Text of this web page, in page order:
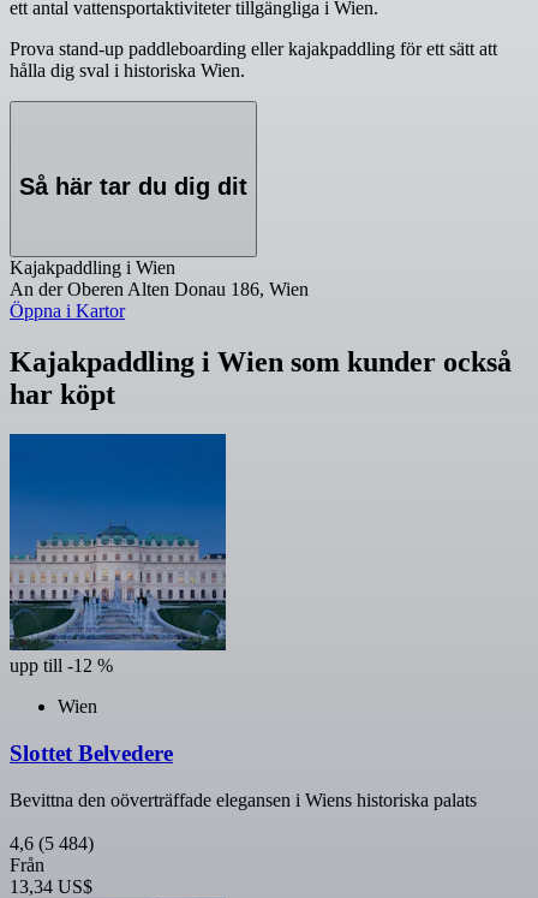
ett antal vattensportaktiviteter tillgängliga i Wien.
Prova stand-up paddleboarding eller kajakpaddling för ett sätt att
hålla dig sval i historiska Wien.
Så här tar du dig dit
Kajakpaddling i Wien
An der Oberen Alten Donau 186, Wien
Öppna i Kartor
Kajakpaddling i Wien som kunder också
har köpt
upp till -12 %
Wien
Slottet Belvedere
Bevittna den oöverträffade elegansen i Wiens historiska palats
4,6 (5 484)
Från
13,34 US$